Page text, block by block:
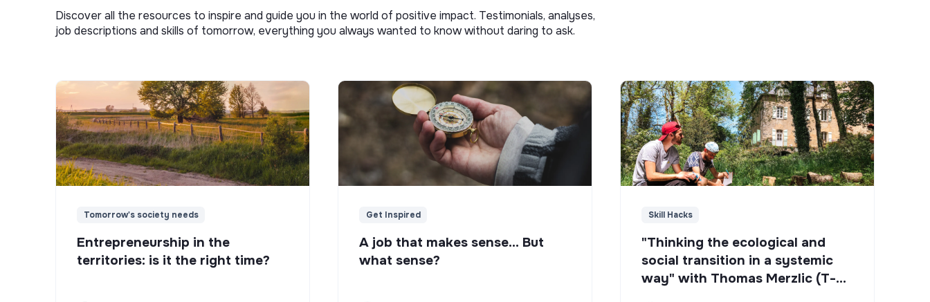
Discover all the resources to inspire and guide you in the world of positive impact. Testimonials, analyses,
job descriptions and skills of tomorrow, everything you always wanted to know without daring to ask.
Tomorrow's society needs
Entrepreneurship in the
territories: is it the right time?
Get Inspired
A job that makes sense... But
what sense?
Skill Hacks
"Thinking the ecological and
social transition in a systemic
way" with Thomas Merzlic (T-